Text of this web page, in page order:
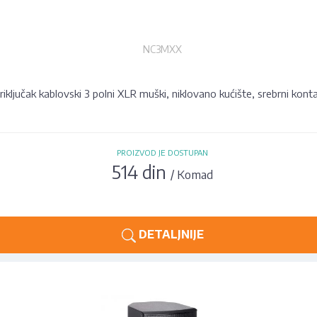
NC3MXX
kablovski 3 polni XLR muški, niklovano kućište, srebrni
PROIZVOD JE DOSTUPAN
514 din / Komad
DETALJNIJE